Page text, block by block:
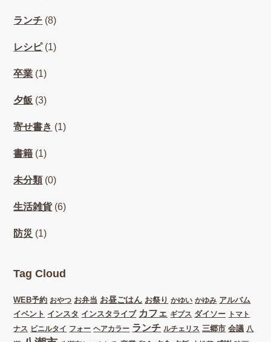
ランチ (8)
レシピ(1)
卒業 (1)
夕飯 (3)
寄せ書き (1)
書籍 (1)
未分類(0)
生活雑貨(6)
防災 (1)
Tag Cloud
WEB予約 おやつ お弁当 お昼ごはん お祭り かゆい かゆみ アルバム
イベント インスタ インスタライブ カフェ ギプス ダイソー
トマト
ナス ビニルタイ フォー ヘアカラー ランチ ルチェリス 三郷市 会議 八